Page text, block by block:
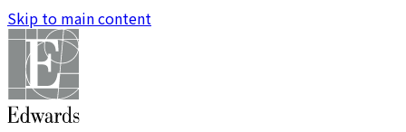
Skip to main content